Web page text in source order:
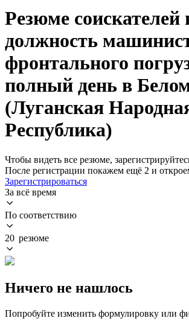
Резюме соискателей
должность
фронтального
полный день в
(Луганская
Республика)
Чтобы видеть все резюме,
После регистрации покажем ещё 2 и
Зарегистрироваться
За всё время
По соответствию
20 резюме
Ничего не нашлось
Попробуйте изменить формулировку или